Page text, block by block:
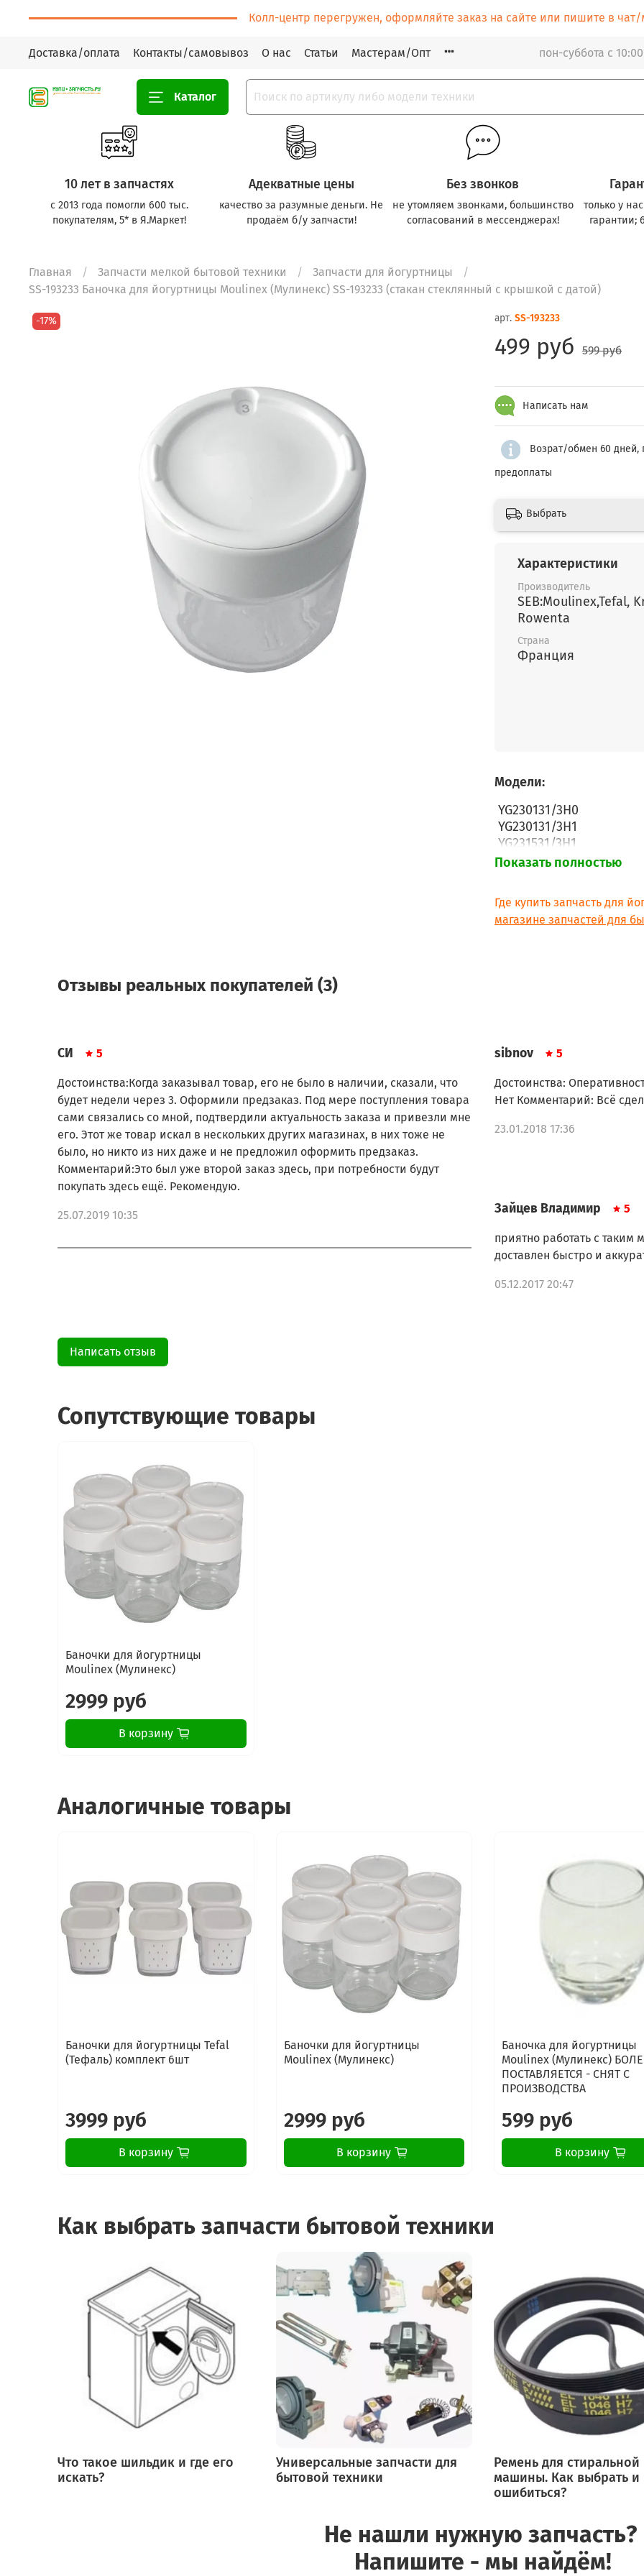
Колл-центр перегружен, оформляйте заказ на сайте или пишите в
Доставка/оплата Контакты/самовывоз О нас Статьи Мастерам/Опт пон-суббота с
Каталог
10 лет в запчастях
с 2013 года помогли 600 тыс.
покупателям, 5* в Я.Маркет!
Адекватные цены
качество за разумные деньги. Не
продаём б/у запчасти!
Без звонков
не утомляем звонками, большинство
согласований в мессенджерах!
только у
гарантии;
Главная Запчасти мелкой бытовой техники
Запчасти для йогуртницы
SS-193233 Баночка для йогуртницы Moulinex (Мулинекс) SS-193233 (стакан стеклянный с крышкой с датой)
-17% арт. SS-193233
499 руб 599 руб
Написать нам
Возрат/обмен 60 дней,
предоплаты
Выбрать
Характеристики
Производитель
SEB:Moulinex,Tefal,
Rowenta
Страна
Франция
Модели:
YG230131/3H0
YG230131/3H1
YG231531/3H1
YG231932/3H1
DJC241(0)
Показать полностью
Где купить запчасть для
магазине запчастей для
Отзывы реальных покупателей (3)
СИ 5
Достоинства:Когда заказывал товар, его не было в наличии, сказали, что
будет недели через 3. Оформили предзаказ. Под мере поступления товара
сами связались со мной, подтвердили актуальность заказа и привезли мне
его. Этот же товар искал в нескольких других магазинах, в них тоже не
было, но никто из них даже и не предложил оформить предзаказ.
Комментарий:Это был уже второй заказ здесь, при потребности будут
покупать здесь ещё. Рекомендую.
25.07.2019 10:35
sibnov 5
Достоинства:
Нет Комментарий: Всё
23.01.2018 17:36
Зайцев Владимир 5
приятно работать с
доставлен быстро и
05.12.2017 20:47
Написать отзыв
Сопутствующие товары
Баночки для йогуртницы
Moulinex (Мулинекс)
2999 руб
В корзину
Аналогичные товары
Баночки для йогуртницы Tefal
(Тефаль) комплект 6шт
3999 руб
В корзину
Баночки для йогуртницы
Moulinex (Мулинекс)
2999 руб
В корзину
Баночка для йогуртницы
Moulinex (Мулинекс)
ПОСТАВЛЯЕТСЯ - СНЯТ С
ПРОИЗВОДСТВА
599 руб
В корзину
Как выбрать запчасти бытовой техники
Что такое шильдик и где его
искать?
Универсальные запчасти для
бытовой техники
Ремень для стиральной
машины. Как выбрать и
ошибиться?
Не нашли нужную запчасть?
Напишите - мы найдём!